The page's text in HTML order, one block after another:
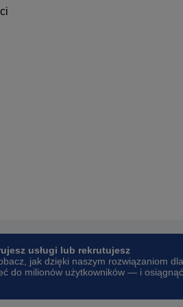
usługi lub rekrutujesz
jak dzięki naszym rozwiązaniom dla
do milionów użytkowników — i osiągnąć